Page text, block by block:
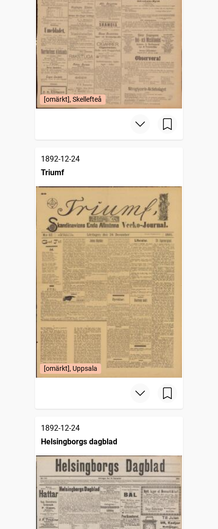
[omärkt], Skellefteå
1892-12-24
Triumf
[omärkt], Uppsala
1892-12-24
Helsingborgs dagblad